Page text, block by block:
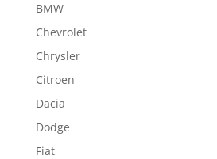
BMW
Chevrolet
Chrysler
Citroen
Dacia
Dodge
Fiat